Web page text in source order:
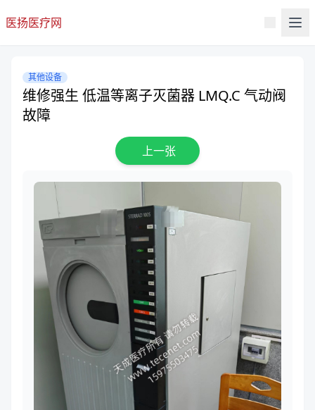
医扬医疗网
其他设备
维修强生 低温等离子灭菌器 LMQ.C 气动阀
故障
上一张